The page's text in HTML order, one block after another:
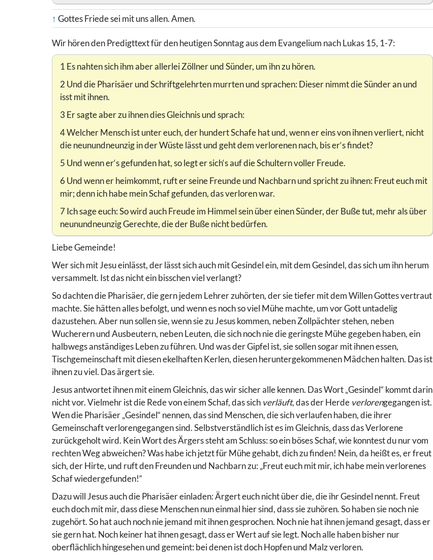
↑ Gottes Friede sei mit uns allen. Amen.
Wir hören den Predigttext für den heutigen Sonntag aus dem Evangelium nach Lukas 15, 1-7:
1 Es nahten sich ihm aber allerlei Zöllner und Sünder, um ihn zu hören.
2 Und die Pharisäer und Schriftgelehrten murrten und sprachen: Dieser nimmt die Sünder an und
isst mit ihnen.
3 Er sagte aber zu ihnen dies Gleichnis und sprach:
4 Welcher Mensch ist unter euch, der hundert Schafe hat und, wenn er eins von ihnen verliert, nicht
die neunundneunzig in der Wüste lässt und geht dem verlorenen nach, bis er‘s findet?
5 Und wenn er‘s gefunden hat, so legt er sich‘s auf die Schultern voller Freude.
6 Und wenn er heimkommt, ruft er seine Freunde und Nachbarn und spricht zu ihnen: Freut euch mit
mir; denn ich habe mein Schaf gefunden, das verloren war.
7 Ich sage euch: So wird auch Freude im Himmel sein über einen Sünder, der Buße tut, mehr als über
neunundneunzig Gerechte, die der Buße nicht bedürfen.
Liebe Gemeinde!
Wer sich mit Jesu einlässt, der lässt sich auch mit Gesindel ein, mit dem Gesindel, das sich um ihn herum
versammelt. Ist das nicht ein bisschen viel verlangt?
So dachten die Pharisäer, die gern jedem Lehrer zuhörten, der sie tiefer mit dem Willen Gottes vertraut
machte. Sie hätten alles befolgt, und wenn es noch so viel Mühe machte, um vor Gott untadelig
dazustehen. Aber nun sollen sie, wenn sie zu Jesus kommen, neben Zollpächter stehen, neben
Wucherern und Ausbeutern, neben Leuten, die sich noch nie die geringste Mühe gegeben haben, ein
halbwegs anständiges Leben zu führen. Und was der Gipfel ist, sie sollen sogar mit ihnen essen,
Tischgemeinschaft mit diesen ekelhaften Kerlen, diesen heruntergekommenen Mädchen halten. Das ist
ihnen zu viel. Das ärgert sie.
Jesus antwortet ihnen mit einem Gleichnis, das wir sicher alle kennen. Das Wort „Gesindel“ kommt darin
nicht vor. Vielmehr ist die Rede von einem Schaf, das sich verläuft, das der Herde verlorengegangen ist.
Wen die Pharisäer „Gesindel“ nennen, das sind Menschen, die sich verlaufen haben, die ihrer
Gemeinschaft verlorengegangen sind. Selbstverständlich ist es im Gleichnis, dass das Verlorene
zurückgeholt wird. Kein Wort des Ärgers steht am Schluss: so ein böses Schaf, wie konntest du nur vom
rechten Weg abweichen? Was habe ich jetzt für Mühe gehabt, dich zu finden! Nein, da heißt es, er freut
sich, der Hirte, und ruft den Freunden und Nachbarn zu: „Freut euch mit mir, ich habe mein verlorenes
Schaf wiedergefunden!“
Dazu will Jesus auch die Pharisäer einladen: Ärgert euch nicht über die, die ihr Gesindel nennt. Freut
euch doch mit mir, dass diese Menschen nun einmal hier sind, dass sie zuhören. So haben sie noch nie
zugehört. So hat auch noch nie jemand mit ihnen gesprochen. Noch nie hat ihnen jemand gesagt, dass er
sie gern hat. Noch keiner hat ihnen gesagt, dass er Wert auf sie legt. Noch alle haben bisher nur
oberflächlich hingesehen und gemeint: bei denen ist doch Hopfen und Malz verloren.